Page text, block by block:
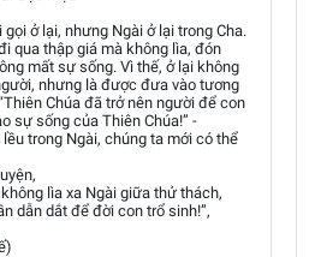
ở lại, nhưng Ngài ở lại trong Cha.
qua thập giá mà không lìa, đón
mất sự sống. Vì thế, ở lại không
nhưng là được đưa vào tương
Chúa đã trở nên người để con
sự sống của Thiên Chúa!” -
trong Ngài, chúng ta mới có thể
lìa xa Ngài giữa thử thách,
dẫn dắt để đời con trổ sinh!”,